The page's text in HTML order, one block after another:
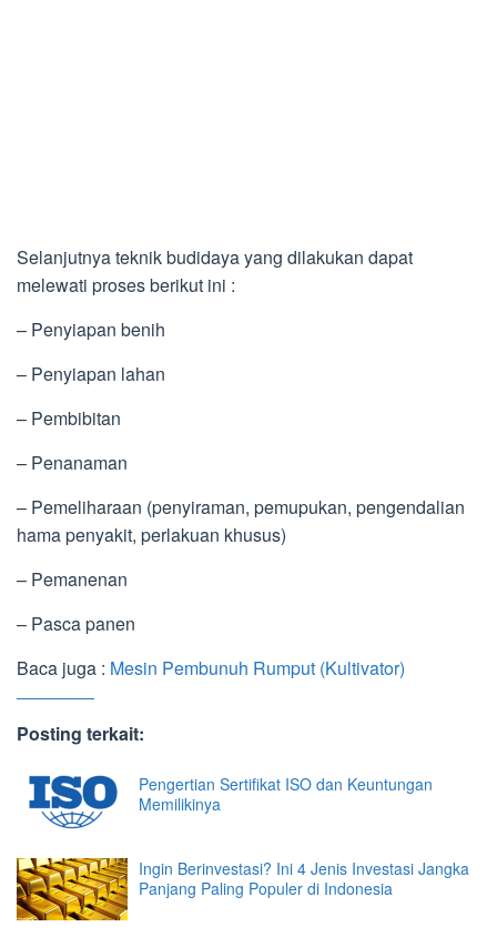
Selanjutnya teknik budidaya yang dilakukan dapat
melewati proses berikut ini :
– Penyiapan benih
– Penyiapan lahan
– Pembibitan
– Penanaman
– Pemeliharaan (penyiraman, pemupukan, pengendalian
hama penyakit, perlakuan khusus)
– Pemanenan
– Pasca panen
Baca juga : Mesin Pembunuh Rumput (Kultivator)
Posting terkait:
Pengertian Sertifikat ISO dan Keuntungan
Memilikinya
Ingin Berinvestasi? Ini 4 Jenis Investasi Jangka
Panjang Paling Populer di Indonesia